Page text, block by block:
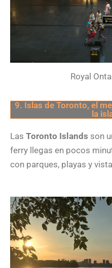
Royal
9. Islas de Toronto, el
la
Las Toronto Islands son
ferry llegas en pocos
con parques, playas y